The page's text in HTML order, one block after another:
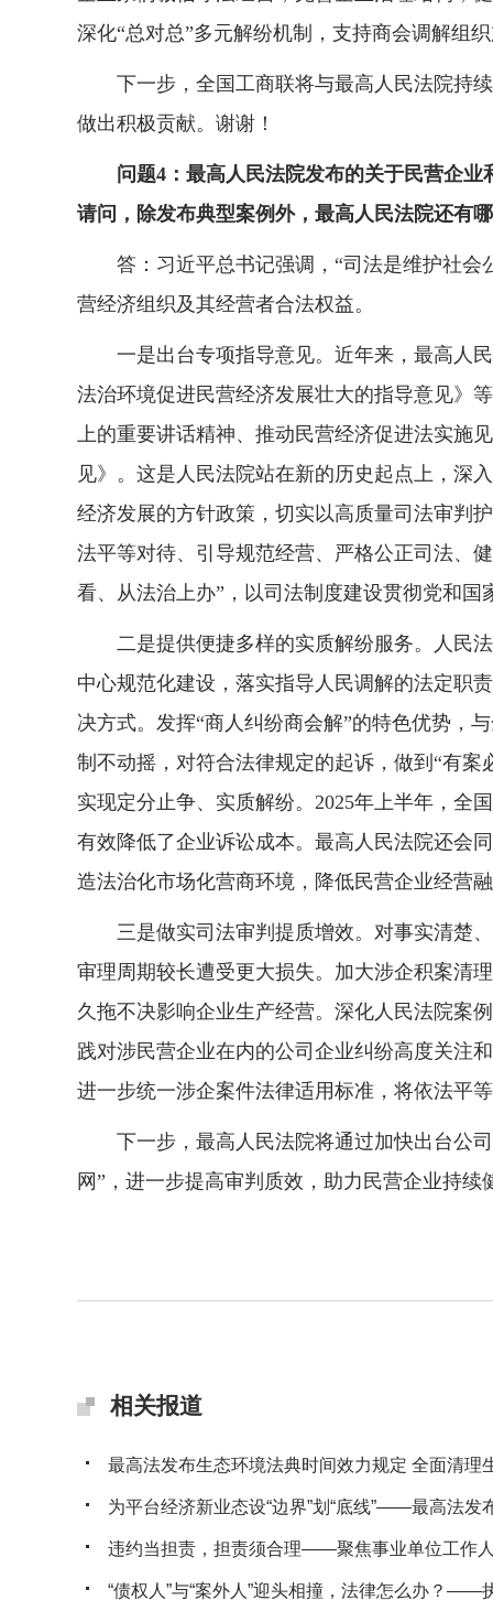
深化“总对总”多元解纷机制，支持商会调解组
下一步，全国工商联将与最高人民法院持续
做出积极贡献。谢谢！
问题4：最高人民法院发布的关于民营企
请问，除发布典型案例外，最高人民法院还有
答：习近平总书记强调，“司法是维护社会
营经济组织及其经营者合法权益。
一是出台专项指导意见。近年来，最高人民
法治环境促进民营经济发展壮大的指导意见》
上的重要讲话精神、推动民营经济促进法实施
见》。这是人民法院站在新的历史起点上，深
经济发展的方针政策，切实以高质量司法审判
法平等对待、引导规范经营、严格公正司法、
看、从法治上办”，以司法制度建设贯彻党和
二是提供便捷多样的实质解纷服务。人民法
中心规范化建设，落实指导人民调解的法定职
决方式。发挥“商人纠纷商会解”的特色优势，
制不动摇，对符合法律规定的起诉，做到“有
实现定分止争、实质解纷。2025年上半年，全
有效降低了企业诉讼成本。最高人民法院还会
造法治化市场化营商环境，降低民营企业经营
三是做实司法审判提质增效。对事实清楚、
审理周期较长遭受更大损失。加大涉企积案清
久拖不决影响企业生产经营。深化人民法院案
践对涉民营企业在内的公司企业纠纷高度关注
进一步统一涉企案件法律适用标准，将依法平
下一步，最高人民法院将通过加快出台公司
网”，进一步提高审判质效，助力民营企业持续
相关报道
最高法发布生态环境法典时间效力规定 全面清理
为平台经济新业态设“边界”划“底线”——最高法发
违约当担责，担责须合理——聚焦事业单位工作
“债权人”与“案外人”迎头相撞，法律怎么办？——